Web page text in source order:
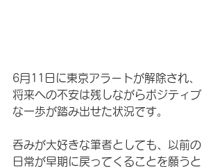
6月11日に東京アラートが解除され、
将来への不安は残しながらポジティブ
な一歩が踏み出せた状況です。
呑みが大好きな筆者としても、以前の
日常が早期に戻ってくることを願うと